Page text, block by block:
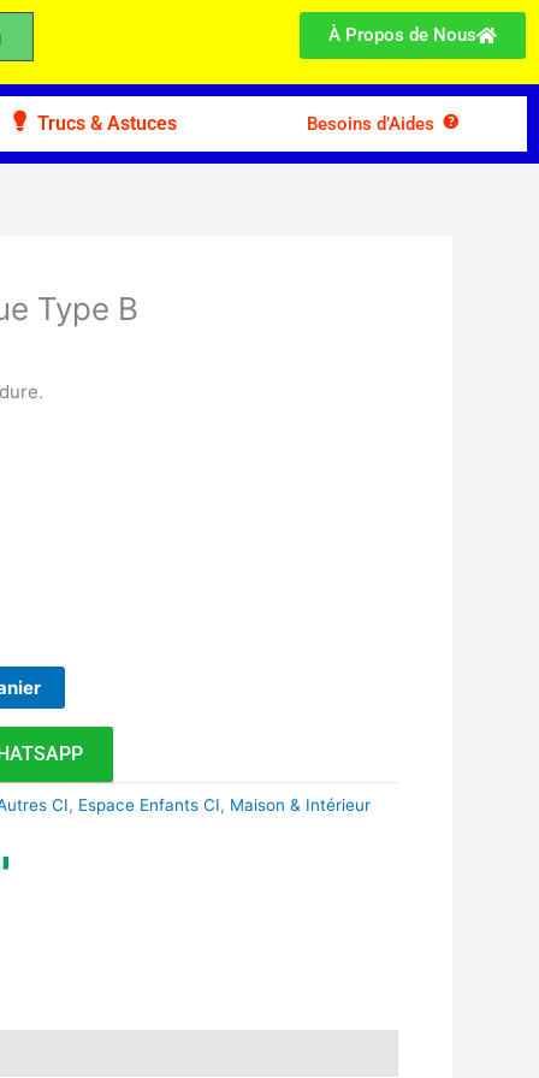
À Propos de Nous
Trucs & Astuces Besoins d’Aides
Type B
CI, Espace Enfants CI, Maison & Intérieur